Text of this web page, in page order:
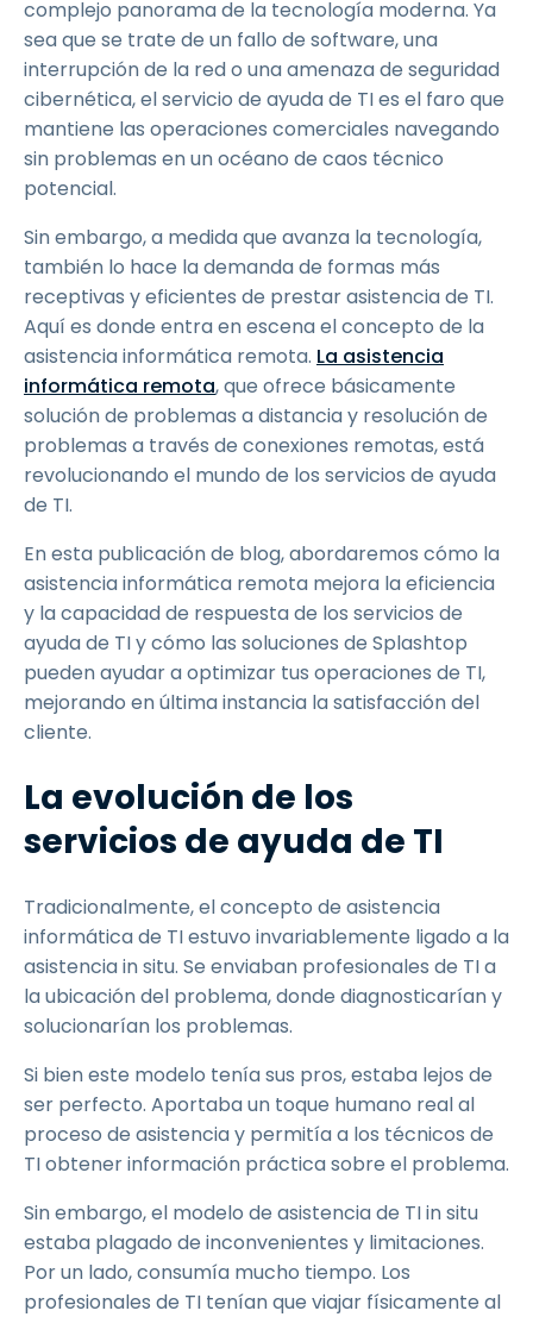
complejo panorama de la tecnología moderna. Ya
sea que se trate de un fallo de software, una
interrupción de la red o una amenaza de seguridad
cibernética, el servicio de ayuda de TI es el faro que
mantiene las operaciones comerciales navegando
sin problemas en un océano de caos técnico
potencial.
Sin embargo, a medida que avanza la tecnología,
también lo hace la demanda de formas más
receptivas y eficientes de prestar asistencia de TI.
Aquí es donde entra en escena el concepto de la
asistencia informática remota. La asistencia
informática remota, que ofrece básicamente
solución de problemas a distancia y resolución de
problemas a través de conexiones remotas, está
revolucionando el mundo de los servicios de ayuda
de TI.
En esta publicación de blog, abordaremos cómo la
asistencia informática remota mejora la eficiencia
y la capacidad de respuesta de los servicios de
ayuda de TI y cómo las soluciones de Splashtop
pueden ayudar a optimizar tus operaciones de TI,
mejorando en última instancia la satisfacción del
cliente.
La evolución de los
servicios de ayuda de TI
Tradicionalmente, el concepto de asistencia
informática de TI estuvo invariablemente ligado a la
asistencia in situ. Se enviaban profesionales de TI a
la ubicación del problema, donde diagnosticarían y
solucionarían los problemas.
Si bien este modelo tenía sus pros, estaba lejos de
ser perfecto. Aportaba un toque humano real al
proceso de asistencia y permitía a los técnicos de
TI obtener información práctica sobre el problema.
Sin embargo, el modelo de asistencia de TI in situ
estaba plagado de inconvenientes y limitaciones.
Por un lado, consumía mucho tiempo. Los
profesionales de TI tenían que viajar físicamente al